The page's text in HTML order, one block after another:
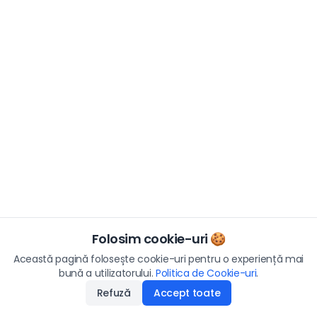
Folosim cookie-uri 🍪
Această pagină folosește cookie-uri pentru o experiență mai
bună a utilizatorului. Politica de Cookie-uri.
Refuză
Accept toate